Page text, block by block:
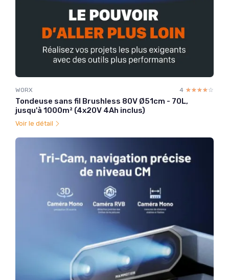
WORX 4 ☆☆☆☆☆
★★★★★
Tondeuse sans fil Brushless 80V Ø51cm - 70L,
jusqu'à 1000m² (4x20V 4Ah inclus)
Voir le détail